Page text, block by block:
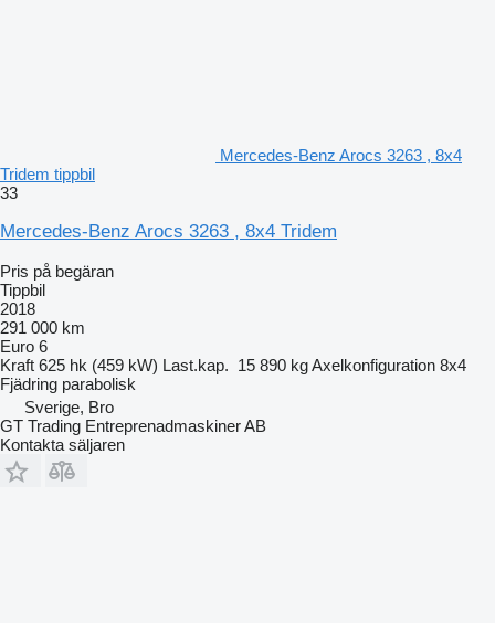
Mercedes-Benz Arocs 3263 , 8x4
Tridem tippbil
33
Mercedes-Benz Arocs 3263 , 8x4 Tridem
Pris på begäran
Tippbil
2018
291 000 km
Euro 6
Kraft 625 hk (459 kW) Last.kap. 15 890 kgAxelkonfiguration 8x4
Fjädring parabolisk
Sverige, Bro
GT Trading Entreprenadmaskiner AB
Kontakta säljaren